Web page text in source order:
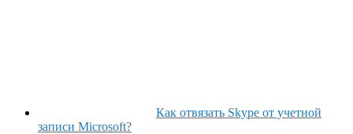
Как отвязать Skype от учетной
записи Microsoft?